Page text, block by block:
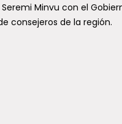
Minvu con el
consejeros de la región.